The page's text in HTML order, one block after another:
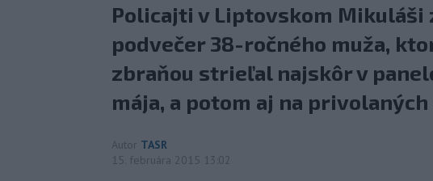
Policajti v Liptovskom Mikuláši
podvečer 38-ročného muža,
zbraňou strieľal najskôr v
mája, a potom aj na
Autor TASR
15. februára 2015 13:02